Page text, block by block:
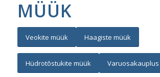
MÜÜK
Veokite müük Haagiste müük
Hüdrotõstukite müük Varuosakauplus